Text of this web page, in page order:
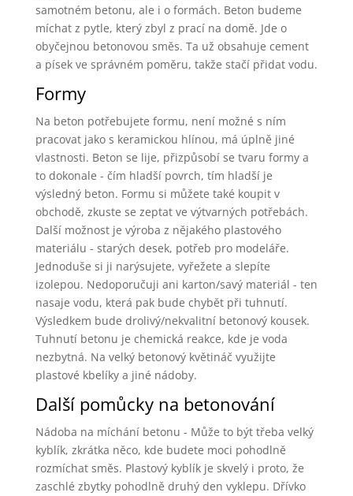
samotném betonu, ale i o formách. Beton budeme
míchat z pytle, který zbyl z prací na domě. Jde o
obyčejnou betonovou směs. Ta už obsahuje cement
a písek ve správném poměru, takže stačí přidat vodu.
Formy
Na beton potřebujete formu, není možné s ním
pracovat jako s keramickou hlínou, má úplně jiné
vlastnosti. Beton se lije, přizpůsobí se tvaru formy a
to dokonale - čím hladší povrch, tím hladší je
výsledný beton. Formu si můžete také koupit v
obchodě, zkuste se zeptat ve výtvarných potřebách.
Další možnost je výroba z nějakého plastového
materiálu - starých desek, potřeb pro modeláře.
Jednoduše si ji narýsujete, vyřežete a slepíte
izolepou. Nedoporučuji ani karton/savý materiál - ten
nasaje vodu, která pak bude chybět při tuhnutí.
Výsledkem bude drolivý/nekvalitní betonový kousek.
Tuhnutí betonu je chemická reakce, kde je voda
nezbytná. Na velký betonový květináč využijte
plastové kbelíky a jiné nádoby.
Další pomůcky na betonování
Nádoba na míchání betonu - Může to být třeba velký
kyblík, zkrátka něco, kde budete moci pohodlně
rozmíchat směs. Plastový kyblík je skvelý i proto, že
zaschlé zbytky pohodlně druhý den vyklepu. Dřívko